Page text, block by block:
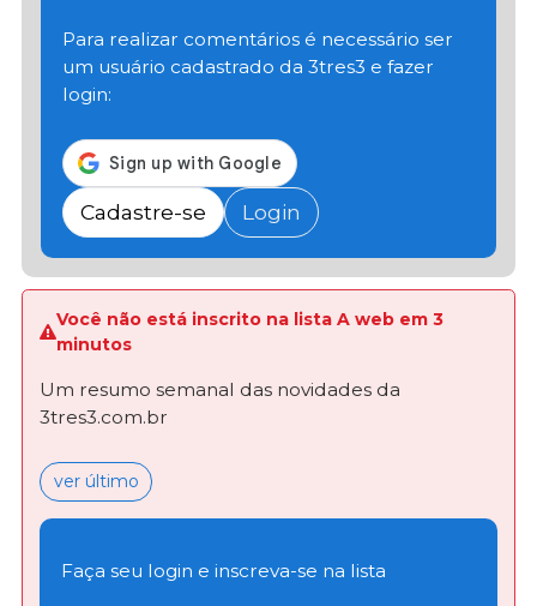
Para realizar comentários é necessário ser
um usuário cadastrado da 3tres3 e fazer
login:
Cadastre-se Login
Você não está inscrito na lista A web em 3
minutos
Um resumo semanal das novidades da
3tres3.com.br
ver último
Faça seu login e inscreva-se na lista